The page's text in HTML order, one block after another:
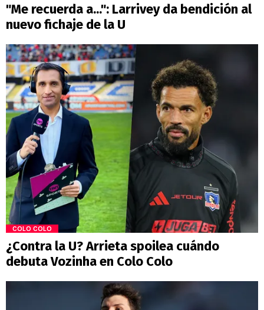
"Me recuerda a...": Larrivey da bendición al
nuevo fichaje de la U
COLO COLO
¿Contra la U? Arrieta spoilea cuándo
debuta Vozinha en Colo Colo